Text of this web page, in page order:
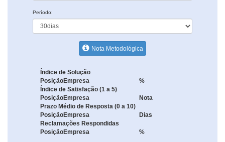
Período:
Nota Metodológica
Índice de Solução
PosiçãoEmpresa
%
Índice de Satisfação (1 a 5)
PosiçãoEmpresa
Nota
Prazo Médio de Resposta (0 a 10)
PosiçãoEmpresa
Dias
Reclamações Respondidas
PosiçãoEmpresa %